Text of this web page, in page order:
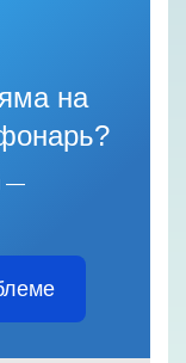
на
—